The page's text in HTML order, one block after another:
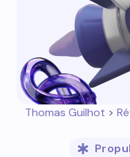
Thomas Guilhot >